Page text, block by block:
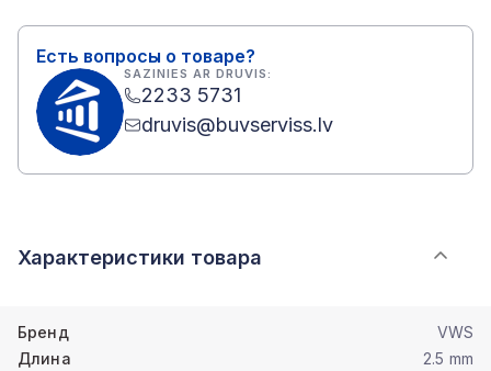
Есть вопросы о товаре?
SAZINIES AR DRUVIS:
2233 5731
druvis@buvserviss.lv
Характеристики товара
Бренд
VWS
Длина
2.5 mm